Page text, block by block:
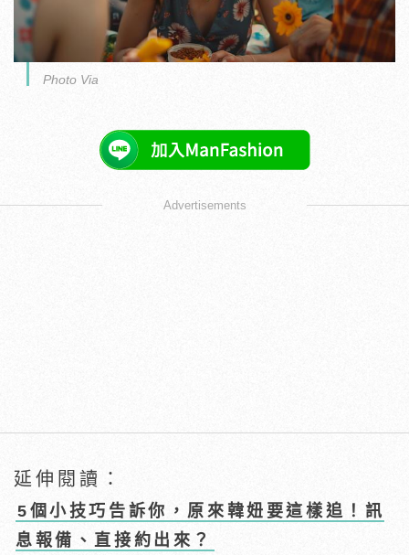
Photo Via
Advertisements
延伸閱讀：
5個小技巧告訴你，原來韓妞要這樣追！訊
息報備、直接約出來？